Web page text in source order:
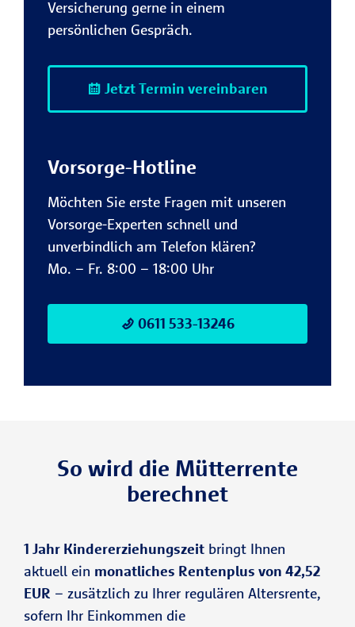
Versicherung gerne in einem
persönlichen Gespräch.
Jetzt Termin vereinbaren
Vorsorge-Hotline
Möchten Sie erste Fragen mit unseren
Vorsorge-Experten schnell und
unverbindlich am Telefon klären?
Mo. – Fr. 8:00 – 18:00 Uhr
0611 533-13246
So wird die Mütterrente
berechnet
1 Jahr Kindererziehungszeit bringt Ihnen
aktuell ein monatliches Rentenplus von 42,52
EUR – zusätzlich zu Ihrer regulären Altersrente,
sofern Ihr Einkommen die